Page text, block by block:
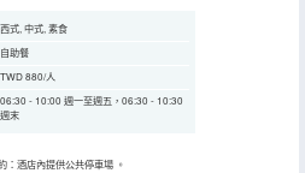
西式, 中式, 素食
自助餐
TWD 880/人
06:30 - 10:00 週一至週五，06:30 - 10:30
週末
：酒店內提供公共停車場 。